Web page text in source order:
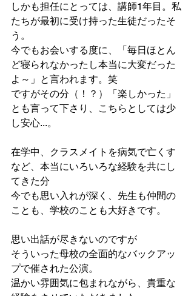
しかも担任にとっては、講師1年目。私
たちが最初に受け持った生徒だったそ
う。
今でもお会いする度に、「毎日ほとん
ど寝られなかったし本当に大変だった
よ～」と言われます。笑
ですがその分（！？）「楽しかった」
とも言って下さり、こちらとしては少
し安心...。
在学中、クラスメイトを病気で亡くす
など、本当にいろいろな経験を共にし
てきた分
今でも思い入れが深く、先生も仲間の
ことも、学校のことも大好きです。
思い出話が尽きないのですが
そういった母校の全面的なバックアッ
プで催された公演。
温かい雰囲気に包まれながら、貴重な